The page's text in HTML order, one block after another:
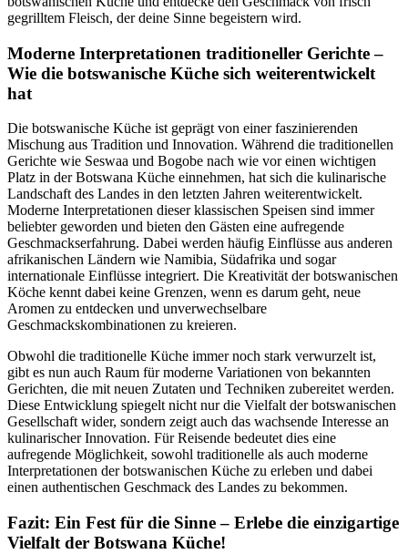
gegrilltem Fleisch, der deine Sinne begeistern wird.
Moderne Interpretationen traditioneller Gerichte –
Wie die botswanische Küche sich weiterentwickelt
hat
Die botswanische Küche ist geprägt von einer faszinierenden
Mischung aus Tradition und Innovation. Während die traditionellen
Gerichte wie Seswaa und Bogobe nach wie vor einen wichtigen
Platz in der Botswana Küche einnehmen, hat sich die kulinarische
Landschaft des Landes in den letzten Jahren weiterentwickelt.
Moderne Interpretationen dieser klassischen Speisen sind immer
beliebter geworden und bieten den Gästen eine aufregende
Geschmackserfahrung. Dabei werden häufig Einflüsse aus anderen
afrikanischen Ländern wie Namibia, Südafrika und sogar
internationale Einflüsse integriert. Die Kreativität der botswanischen
Köche kennt dabei keine Grenzen, wenn es darum geht, neue
Aromen zu entdecken und unverwechselbare
Geschmackskombinationen zu kreieren.
Obwohl die traditionelle Küche immer noch stark verwurzelt ist,
gibt es nun auch Raum für moderne Variationen von bekannten
Gerichten, die mit neuen Zutaten und Techniken zubereitet werden.
Diese Entwicklung spiegelt nicht nur die Vielfalt der botswanischen
Gesellschaft wider, sondern zeigt auch das wachsende Interesse an
kulinarischer Innovation. Für Reisende bedeutet dies eine
aufregende Möglichkeit, sowohl traditionelle als auch moderne
Interpretationen der botswanischen Küche zu erleben und dabei
einen authentischen Geschmack des Landes zu bekommen.
Fazit: Ein Fest für die Sinne – Erlebe die einzigartige
Vielfalt der Botswana Küche!